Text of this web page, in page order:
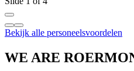
Bekijk alle personeelsvoordelen
WE ARE